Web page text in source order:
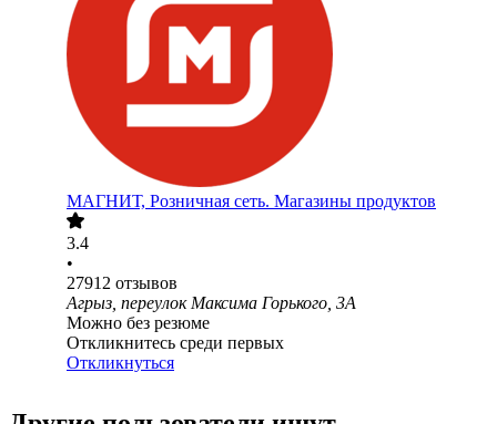
МАГНИТ, Розничная сеть. Магазины продуктов
3.4
•
27912 отзывов
Агрыз, переулок Максима Горького, 3А
Можно без резюме
Откликнитесь среди первых
Откликнуться